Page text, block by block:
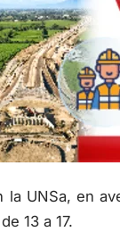
la UNSa, en
13 a 17.